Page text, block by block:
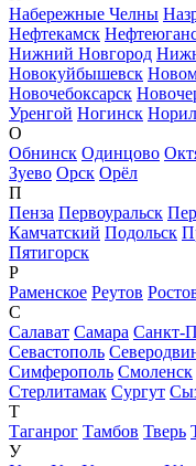
Набережные Челны
Нефтекамск
Нижний Новгород
Новокуйбышевск
Новочебоксарск
Уренгой Ногинск
О
Обнинск Одинцово
Зуево Орск Орёл
П
Пенза Первоуральск
Камчатский Подольск
Пятигорск
Р
Раменское Реутов
С
Салават Самара Санкт-
Севастополь
Симферополь Смоленск
Стерлитамак Сургут
Т
Таганрог Тамбов Тверь
У